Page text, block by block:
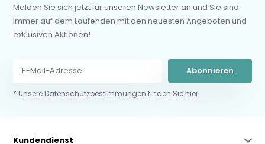
Melden Sie sich jetzt für unseren Newsletter an und Sie sind
immer auf dem Laufenden mit den neuesten Angeboten und
exklusiven Aktionen!
Abonnieren
* Unsere Datenschutzbestimmungen finden Sie hier
Kundendienst